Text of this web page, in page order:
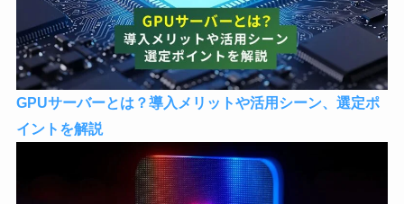
GPUサーバーとは？導入メリットや活用シーン、選定ポ
イントを解説